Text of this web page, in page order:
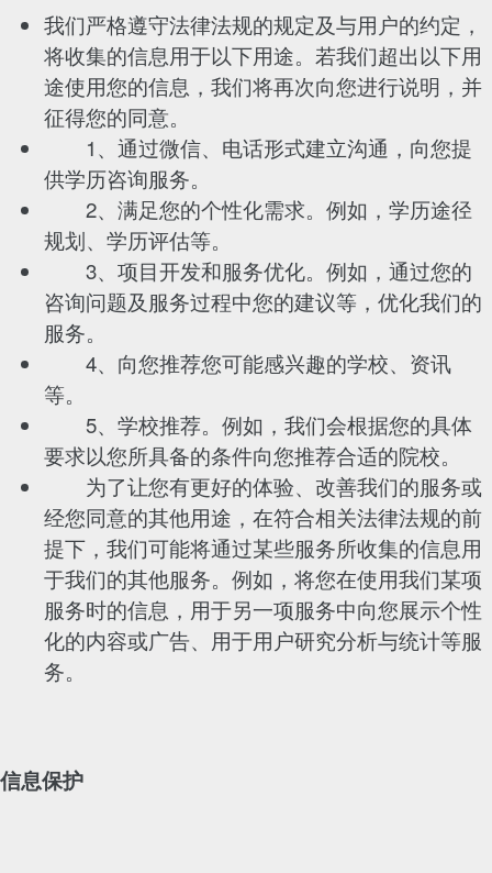
我们严格遵守法律法规的规定及与用户的约定，
将收集的信息用于以下用途。若我们超出以下用
途使用您的信息，我们将再次向您进行说明，并
征得您的同意。
1、通过微信、电话形式建立沟通，向您提
供学历咨询服务。
2、满足您的个性化需求。例如，学历途径
规划、学历评估等。
3、项目开发和服务优化。例如，通过您的
咨询问题及服务过程中您的建议等，优化我们的
服务。
4、向您推荐您可能感兴趣的学校、资讯
等。
5、学校推荐。例如，我们会根据您的具体
要求以您所具备的条件向您推荐合适的院校。
为了让您有更好的体验、改善我们的服务或
经您同意的其他用途，在符合相关法律法规的前
提下，我们可能将通过某些服务所收集的信息用
于我们的其他服务。例如，将您在使用我们某项
服务时的信息，用于另一项服务中向您展示个性
化的内容或广告、用于用户研究分析与统计等服
务。
信息保护